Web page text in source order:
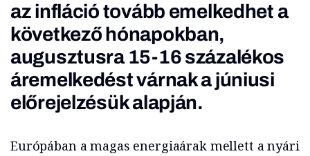
az infláció tovább emelkedhet a
következő hónapokban,
augusztusra 15-16 százalékos
áremelkedést várnak a júniusi
előrejelzésük alapján.
Európában a magas energiaárak mellett a nyári